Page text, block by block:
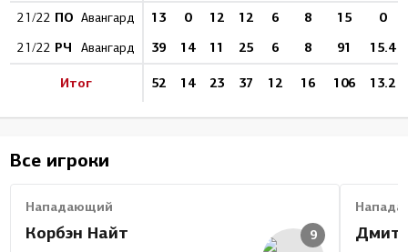
21/22 ПО Авангард 13 0 12 12 6 8 15 0
21/22 РЧ Авангард 39 14 11 25 6 8 91 15.4
Итог 52 14 23 37 12 16 106 13.2
Все игроки
Нападающий
Корбэн Найт 9